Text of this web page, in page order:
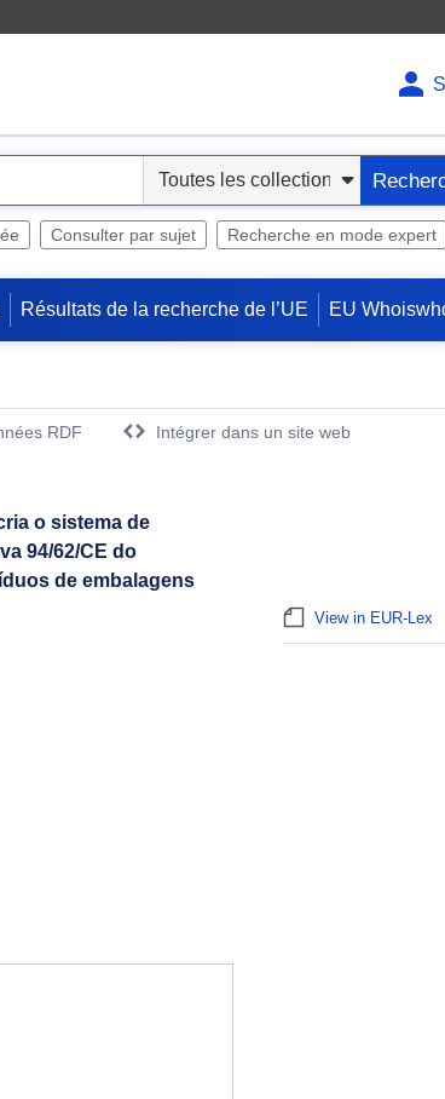
Consulter par sujet Recherche en mode expert
Résultats de la recherche de l’UE EU
RDF
Intégrer dans un site web
o sistema de
94/62/CE do
de embalagens
View in EUR-Lex